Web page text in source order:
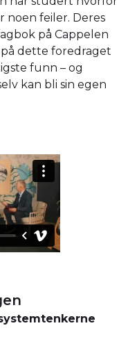
noen feiler. Deres
på Cappelen
på dette foredraget
funn – og
kan bli sin egen